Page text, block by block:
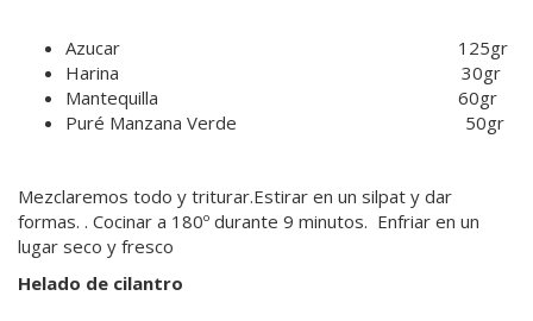
Azucar 125gr
Harina 30gr
Mantequilla 60gr
Puré Manzana Verde 50gr
Mezclaremos todo y triturar.Estirar en un silpat y dar
formas. . Cocinar a 180º durante 9 minutos. Enfriar en un
lugar seco y fresco
Helado de cilantro